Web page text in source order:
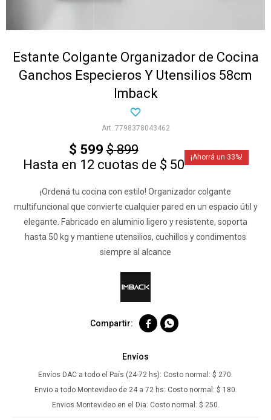
Estante Colgante Organizador de Cocina
Ganchos Especieros Y Utensilios 58cm
Imback
7798378043462
$ 599 $ 899
Hasta en 12 cuotas de $ 50
33
¡Ordená tu cocina con estilo! Organizador colgante
multifuncional que convierte cualquier pared en un espacio útil y
elegante. Fabricado en aluminio ligero y resistente, soporta
hasta 50 kg y mantiene utensilios, cuchillos y condimentos
siempre al alcance
 
Envíos
Envíos DAC a todo el País (24-72 hs): Costo normal: $ 270.
Envio a todo Montevideo de 24 a 72 hs: Costo normal: $ 180.
Envios Montevideo en el Dia: Costo normal: $ 250.